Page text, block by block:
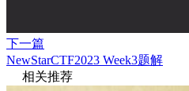
下一篇
NewStarCTF2023 Week3题解
相关推荐